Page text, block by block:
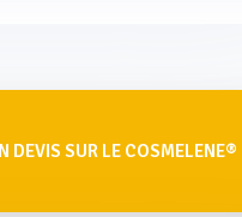
DEVIS SUR LE COSMELENE®